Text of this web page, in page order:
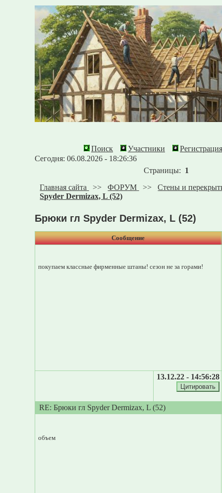
Поиск Участники
Регистрация
Сегодня: 06.08.2026 - 18:26:36
Страницы: 1
Главная сайта
>>ФОРУМ >>Стены и
Spyder Dermizax, L (52)
Брюки гл Spyder Dermizax, L (52)
Сообщение
покупаем классные фирменные штаны! сезон не за горами!
13.12.22 - 14:56:28
RE: Брюки гл Spyder Dermizax, L (52)
объем